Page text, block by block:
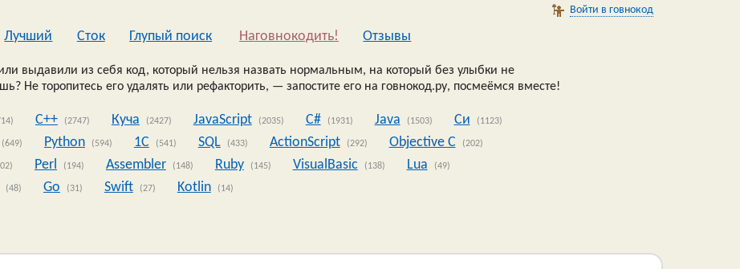
Войти в говнокод
Лучший Сток Глупый поиск Наговнокодить! Oтзывы
выдавили из себя код, который нельзя назвать нормальным, на который без улыбки не
Не торопитесь его удалять или рефакторить, — запостите его на говнокод.ру, посмеёмся вместе!
C++ (2747) Куча (2427) JavaScript (2035) C# (1931) Java (1503) Си (1123)
(649) Python (594) 1C (541) SQL (433) ActionScript (292) Objective C (202)
Perl (194) Assembler (148) Ruby (145) VisualBasic (138) Lua (49)
(48) Go (31) Swift (27) Kotlin (14)